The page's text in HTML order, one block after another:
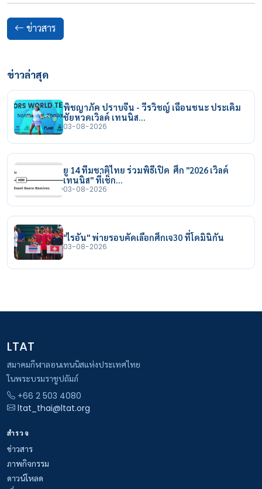
ข่าวสาร
ข่าวล่าสุด
พิชญาภัค ปราบจีน - วีรวิชญ์ เฉือนชนะ ประเดิม
ชัยหวดเวิลด์ เทนนิส…
03-08-2026
ยู 14 ทีมชาติไทย ร่วมพิธีเปิด ศึก "2026 เวิลด์
เทนนิส" ที่เช็ก…
03-08-2026
"ไรอัน" พ่ายรอบคัดเลือกศึกเจ30 ที่โดมินิกัน
03-08-2026
LTAT
สมาคมกีฬาลอนเทนนิสแห่งประเทศไทย
ในพระบรมราชูปถัมภ์
+66 2 503 4080
ltat_thai@ltat.org
สำรวจ
ข่าวสาร
ภาพกิจกรรม
ดาวน์โหลด